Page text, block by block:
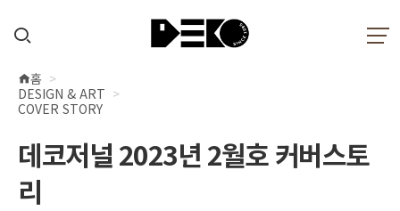
현
재
치
홈
DESIGN & ART
COVER STORY
데코저널 2023년 2월호 커버스토
리